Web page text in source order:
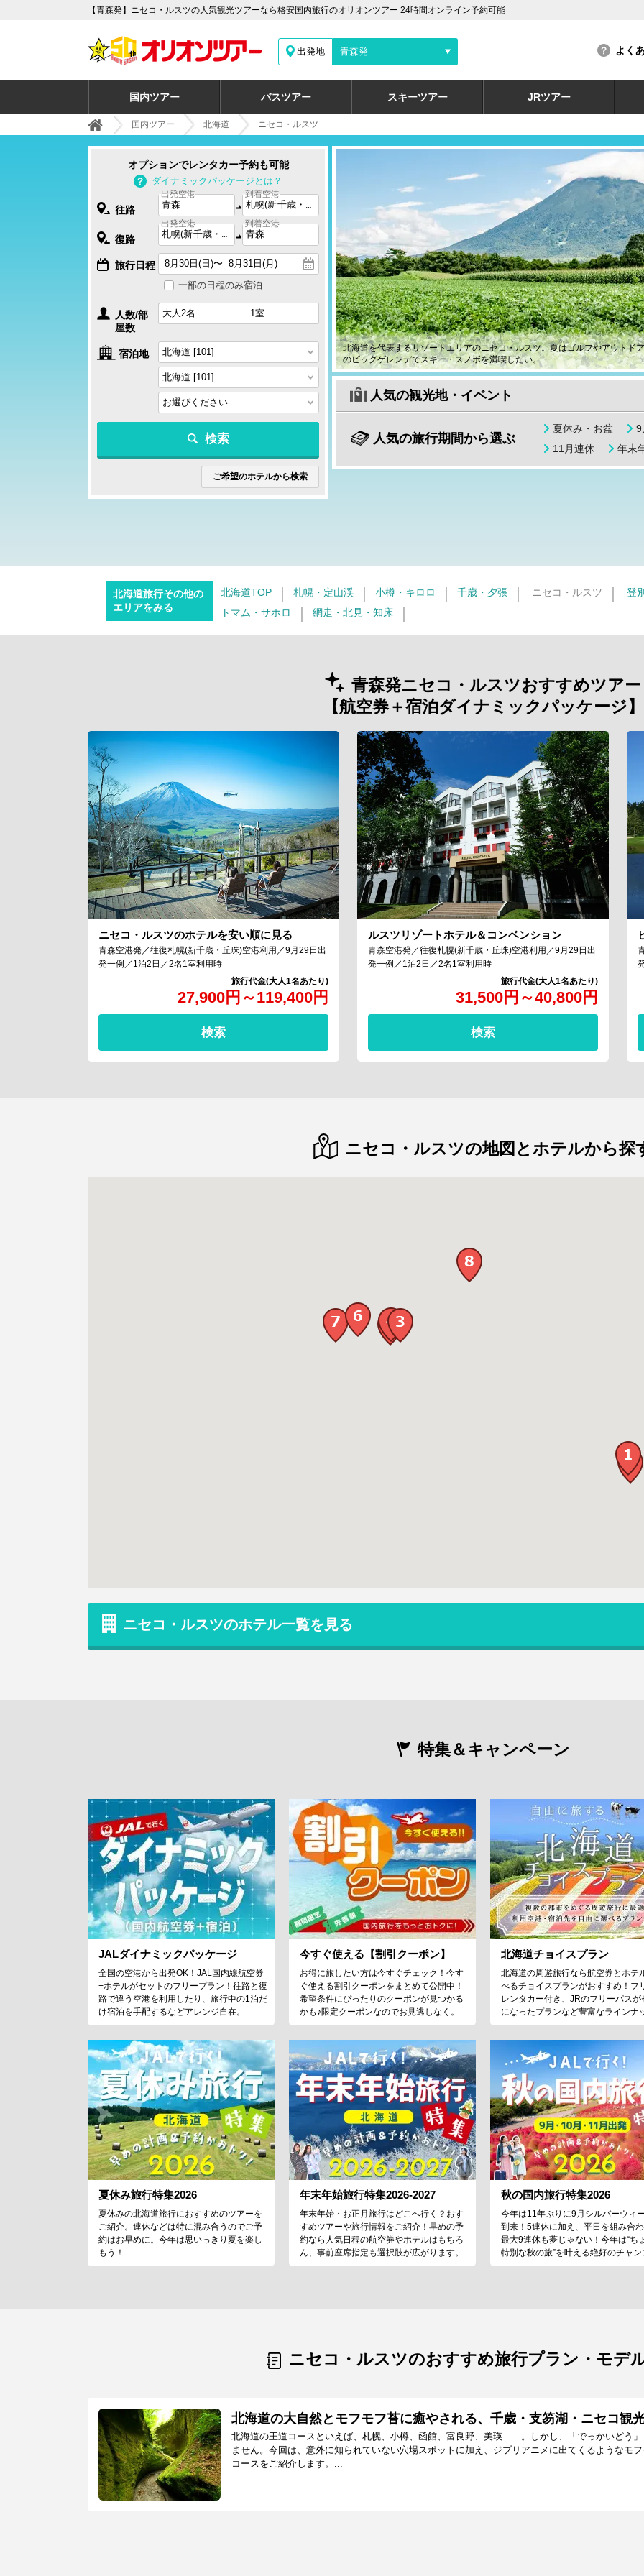
【青森発】ニセコ・ルスツの人気観光ツアーなら格安国内旅行のオリオンツアー 24時間オンライン予約可能
出発地 青森発 よく
国内ツアー バスツアー スキーツアー JRツアー
国内ツアー 北海道 ニセコ・ルスツ
北海道を代表するリゾートエリアのニセコ・ルスツ。夏はゴルフやアウトド
のビッグゲレンデでスキー・スノボを満喫したい。
人気の観光地・イベント
人気の旅行期間から選ぶ
夏休み・お盆
9
11月連休
年末
オプションでレンタカー予約も可能
ダイナミックパッケージとは？
往路
出発空港 到着空港
復路
出発空港 到着空港
旅行日程
一部の日程のみ宿泊
人数/部
屋数
宿泊地
検索
ご希望のホテルから検索
北海道旅行その他の
エリアをみる
北海道TOP 札幌・定山渓 小樽・キロロ 千歳・夕張 ニセコ・ルスツ
登
トマム・サホロ
網走・北見・知床
青森発ニセコ・ルスツおすすめツアー
【航空券＋宿泊ダイナミックパッケージ】
ニセコ・ルスツのホテルを安い順に見る
27,900円 ～119,400円
青森空港発／往復札幌(新千歳・丘珠)空港利用／9月29日出
発一例／1泊2日／2名1室利用時
検索
ルスツリゾートホテル＆コンベンション
31,500円 ～40,800円
青森空港発／往復札幌(新千歳・丘珠)空港利用／9月29日出
発一例／1泊2日／2名1室利用時
検索
ニセコ・ルスツの地図とホテルから探
ニセコ・ルスツのホテル一覧を見る
特集＆キャンペーン
JALダイナミックパッケージ
全国の空港から出発OK！JAL国内線航空券
+ホテルがセットのフリープラン！往路と復
路で違う空港を利用したり、旅行中の1泊だ
け宿泊を手配するなどアレンジ自在。
今すぐ使える【割引クーポン】
お得に旅したい方は今すぐチェック！今す
ぐ使える割引クーポンをまとめて公開中！
希望条件にぴったりのクーポンが見つかる
かも♪限定クーポンなのでお見逃しなく。
北海道チョイスプラン
北海道の周遊旅行なら航空券とホテ
べるチョイスプランがおすすめ！フ
レンタカー付き、JRのフリーパスが
になったプランなど豊富なラインナ
夏休み旅行特集2026
夏休みの北海道旅行におすすめのツアーを
ご紹介。連休などは特に混み合うのでご予
約はお早めに。今年は思いっきり夏を楽し
もう！
年末年始旅行特集2026-2027
年末年始・お正月旅行はどこへ行く？おす
すめツアーや旅行情報をご紹介！早めの予
約なら人気日程の航空券やホテルはもちろ
ん、事前座席指定も選択肢が広がります。
秋の国内旅行特集2026
今年は11年ぶりに9月シルバーウィ
到来！5連休に加え、平日を組み合
最大9連休も夢じゃない！今年は“ち
特別な秋の旅”を叶える絶好のチャン
ニセコ・ルスツのおすすめ旅行プラン・モデ
北海道の大自然とモフモフ苔に癒やされる、千歳・支笏湖・ニセコ観
北海道の王道コースといえば、札幌、小樽、函館、富良野、美瑛……。しかし、「でっかいどう
ません。今回は、意外に知られていない穴場スポットに加え、ジブリアニメに出てくるようなモ
コースをご紹介します。...